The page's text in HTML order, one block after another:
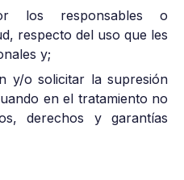
los responsables o
respecto del uso que les
y;
y/o solicitar la supresión
en el tratamiento no
derechos y garantías